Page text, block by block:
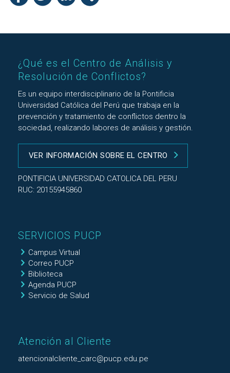
¿Qué es el Centro de Análisis y
Resolución de Conflictos?
Es un equipo interdisciplinario de la Pontificia
Universidad Católica del Perú que trabaja en la
prevención y tratamiento de conflictos dentro la
sociedad, realizando labores de análisis y gestión.
VER INFORMACIÓN SOBRE EL CENTRO
PONTIFICIA UNIVERSIDAD CATOLICA DEL PERU
RUC: 20155945860
SERVICIOS PUCP
Campus Virtual
Correo PUCP
Biblioteca
Agenda PUCP
Servicio de Salud
Atención al Cliente
atencionalcliente_carc@pucp.edu.pe